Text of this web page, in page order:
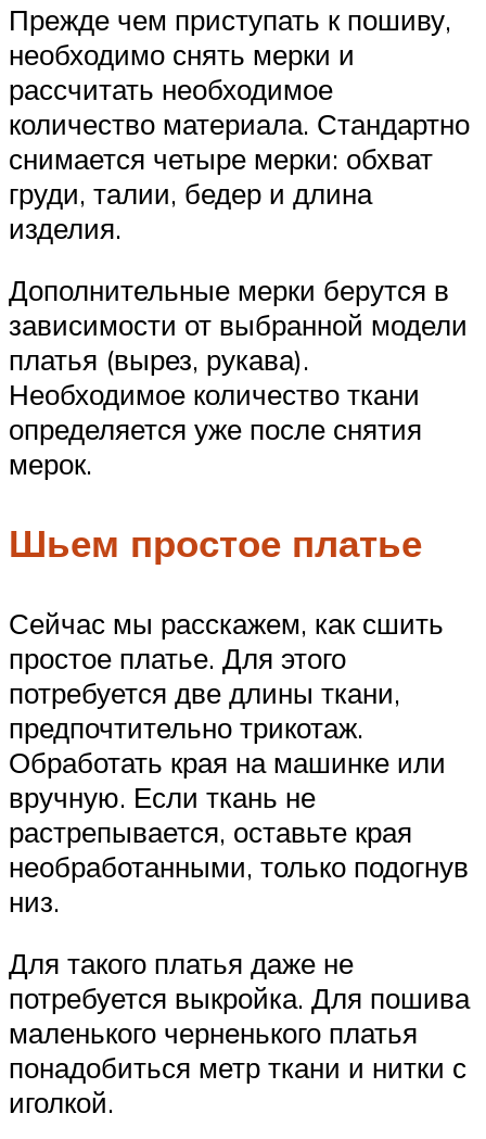
Прежде чем приступать к пошиву,
необходимо снять мерки и
рассчитать необходимое
количество материала. Стандартно
снимается четыре мерки: обхват
груди, талии, бедер и длина
изделия.
Дополнительные мерки берутся в
зависимости от выбранной модели
платья (вырез, рукава).
Необходимое количество ткани
определяется уже после снятия
мерок.
Шьем простое платье
Сейчас мы расскажем, как сшить
простое платье. Для этого
потребуется две длины ткани,
предпочтительно трикотаж.
Обработать края на машинке или
вручную. Если ткань не
растрепывается, оставьте края
необработанными, только подогнув
низ.
Для такого платья даже не
потребуется выкройка. Для пошива
маленького черненького платья
понадобиться метр ткани и нитки с
иголкой.